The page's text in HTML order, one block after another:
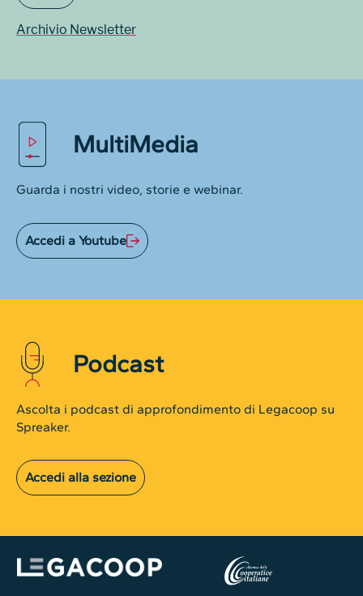
Archivio Newsletter
MultiMedia
Guarda i nostri video, storie e webinar.
Accedi a Youtube
Podcast
Ascolta i podcast di approfondimento di Legacoop su
Spreaker.
Accedi alla sezione